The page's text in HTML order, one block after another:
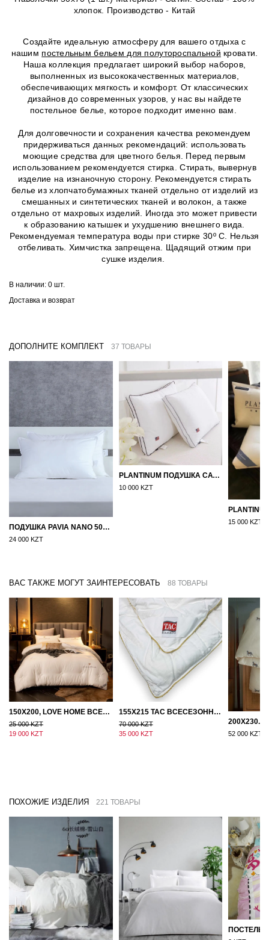
хлопок. Производство - Китай
Создайте идеальную атмосферу для вашего отдыха с
нашим постельным бельем для полутороспальной кровати.
Наша коллекция предлагает широкий выбор наборов,
выполненных из высококачественных материалов,
обеспечивающих мягкость и комфорт. От классических
дизайнов до современных узоров, у нас вы найдете
постельное белье, которое подходит именно вам.
Для долговечности и сохранения качества рекомендуем
придерживаться данных рекомендаций: использовать
моющие средства для цветного белья. Перед первым
использованием рекомендуется стирка. Стирать, вывернув
изделие на изнаночную сторону. Рекомендуется стирать
белье из хлопчатобумажных тканей отдельно от изделий из
смешанных и синтетических тканей и волокон, а также
отдельно от махровых изделий. Иногда это может привести
к образованию катышек и ухудшению внешнего вида.
Рекомендуемая температура воды при стирке 30º C. Нельзя
отбеливать. Химчистка запрещена. Щадящий отжим при
сушке изделия.
В наличии: 0 шт.
Доставка и возврат
ДОПОЛНИТЕ КОМПЛЕКТ 37 ТОВАРЫ
ПОДУШКА PAVIA NANO 50X70
24 000 KZT
PLANTINUM ПОДУШКА САТИН, ШЕЛК 50Х70
10 000 KZT
15 000 KZT
ВАС ТАКЖЕ МОГУТ ЗАИНТЕРЕСОВАТЬ 88 ТОВАРЫ
150Х200, LOVE HOME ВСЕСЕЗОННОЕ ОДЕЯЛО ИЗ ХЛОПКА С НАПОЛНИТЕЛЕМ МИКРОГЕЛЬ
25 000 KZT
19 000 KZT
155Х215 TAC ВСЕСЕЗОННОЕ ХЛОПКОВОЕ ОДЕЯЛО ИЗ БАМБУКОВОГО ВОЛОКНА
70 000 KZT
35 000 KZT
52 000 KZT
ПОХОЖИЕ ИЗДЕЛИЯ 221 ТОВАРЫ